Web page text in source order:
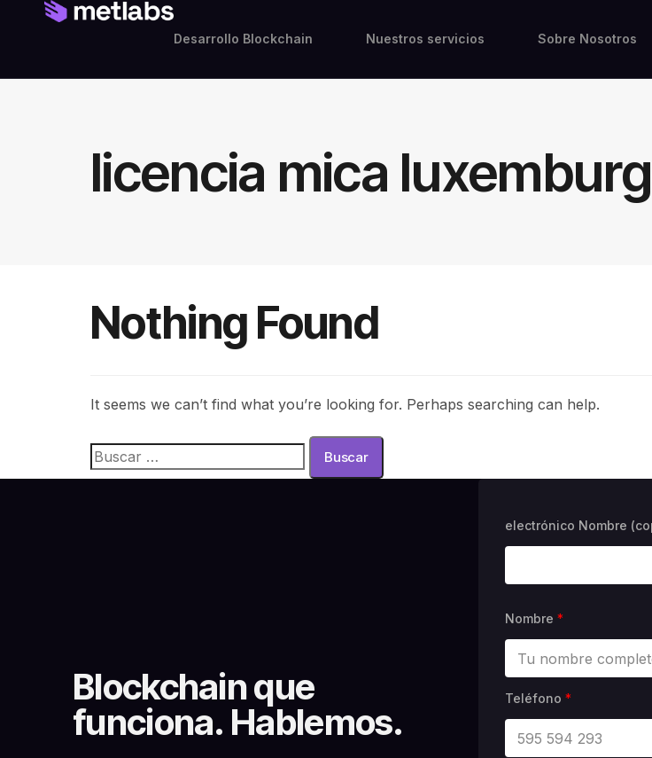
Desarrollo Blockchain Nuestros servicios Sobre Nosotros
licencia mica
Nothing Found
It seems we can’t find what you’re looking for. Perhaps searching can help.
Blockchain que
funciona. Hablemos.
electrónico Nombre
Nombre *
Teléfono *